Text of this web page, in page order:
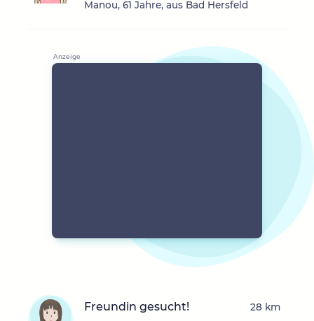
Manou, 61 Jahre, aus Bad Hersfeld
Freundin gesucht! 28 km